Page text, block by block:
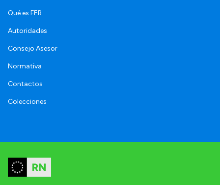
Qué es FER
Autoridades
Consejo Asesor
Normativa
Contactos
Colecciones